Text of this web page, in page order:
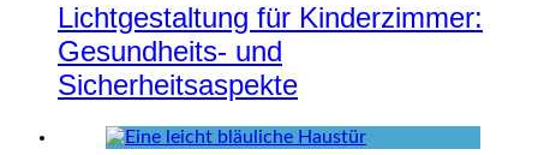
Lichtgestaltung für Kinderzimmer:
Gesundheits- und
Sicherheitsaspekte